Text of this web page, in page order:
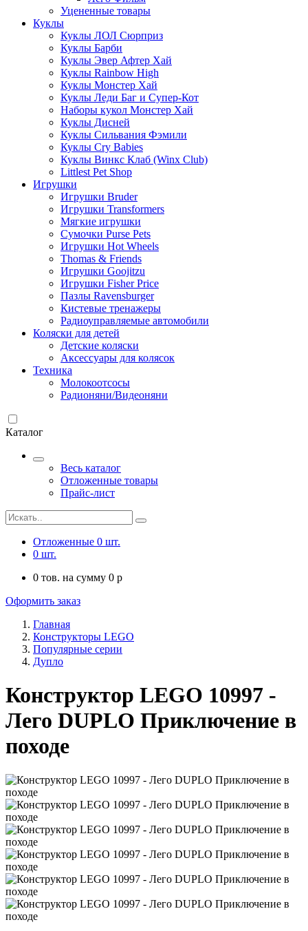
Уцененные товары
Куклы
Куклы ЛОЛ Сюрприз
Куклы Барби
Куклы Эвер Афтер Хай
Куклы Rainbow High
Куклы Монстер Хай
Куклы Леди Баг и Супер-Кот
Наборы кукол Монстер Хай
Куклы Дисней
Куклы Сильвания Фэмили
Куклы Cry Babies
Куклы Винкс Клаб (Winx Club)
Littlest Pet Shop
Игрушки
Игрушки Bruder
Игрушки Transformers
Мягкие игрушки
Сумочки Purse Pets
Игрушки Hot Wheels
Thomas & Friends
Игрушки Goojitzu
Игрушки Fisher Price
Пазлы Ravensburger
Кистевые тренажеры
Радиоуправляемые автомобили
Коляски для детей
Детские коляски
Аксессуары для колясок
Техника
Молокоотсосы
Радионяни/Видеоняни
Каталог
Весь каталог
Отложенные товары
Прайс-лист
Отложенные 0 шт.
0 шт.
0 тов. на сумму 0 p
Оформить заказ
Главная
Конструкторы LEGO
Популярные серии
Дупло
Конструктор LEGO 10997 -
Лего DUPLO Приключение в
походе